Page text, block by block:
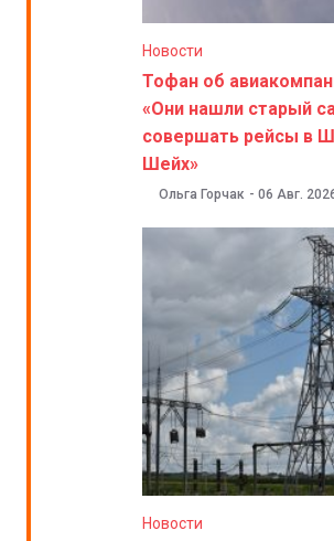
Новости
Тофан об
«Они нашли старый
совершать рейсы в
Шейх»
Ольга Горчак - 06 Авг.
Новости